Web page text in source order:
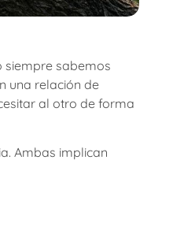
siempre sabemos
una relación de
al otro de forma
Ambas implican